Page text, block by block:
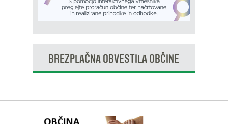
BREZPLAČNA OBVESTILA OBČINE